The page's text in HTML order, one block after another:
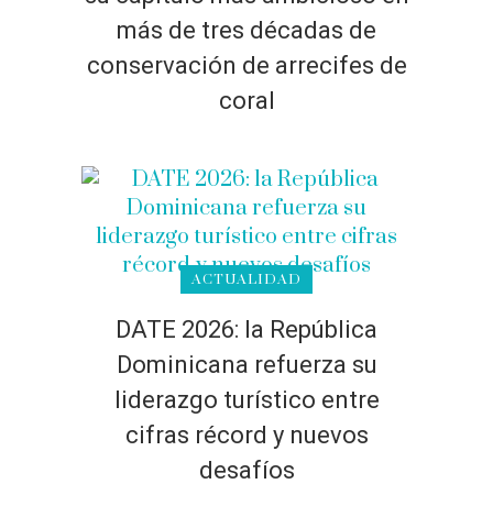
más de tres décadas de
conservación de arrecifes de
coral
ACTUALIDAD
DATE 2026: la República
Dominicana refuerza su
liderazgo turístico entre
cifras récord y nuevos
desafíos